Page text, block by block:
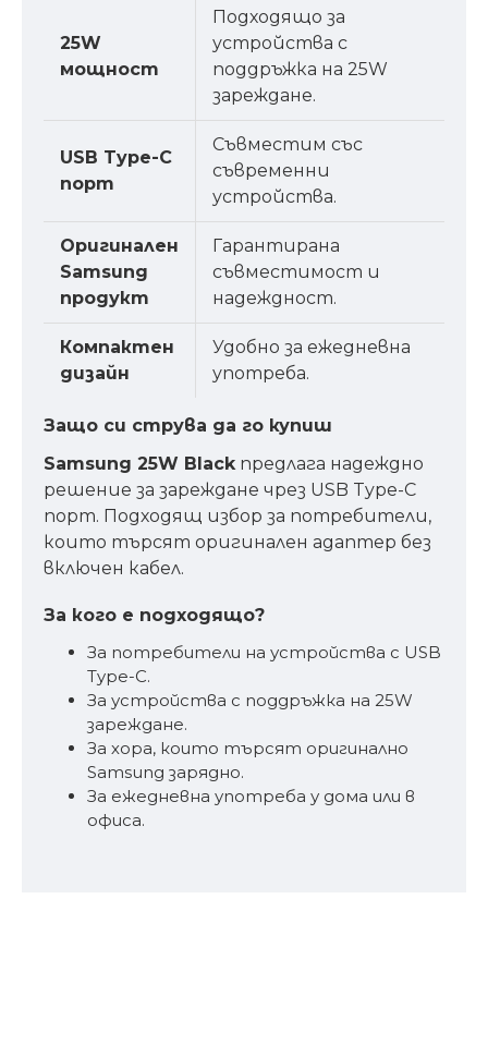
25W
мощност
Подходящо за
устройства с
поддръжка на 25W
зареждане.
USB Type-C
порт
Съвместим със
съвременни
устройства.
Оригинален
Samsung
продукт
Гарантирана
съвместимост и
надеждност.
Компактен
дизайн
Удобно за ежедневна
употреба.
Защо си струва да го купиш
Samsung 25W Blackпредлага надеждно
решение за зареждане чрез USB Type-C
порт. Подходящ избор за потребители,
които търсят оригинален адаптер без
включен кабел.
За кого е подходящо?
За потребители на устройства с USB
Type-C.
За устройства с поддръжка на 25W
зареждане.
За хора, които търсят оригинално
Samsung зарядно.
За ежедневна употреба у дома или в
офиса.